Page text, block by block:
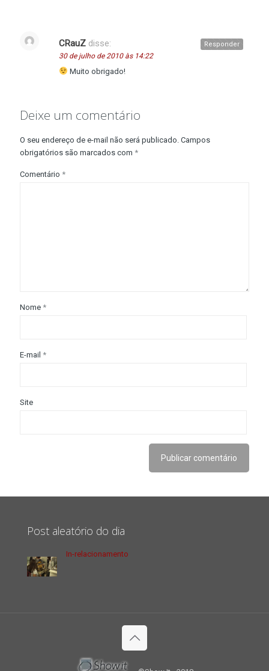
CRauZ disse:
30 de julho de 2010 às 14:22
Muito obrigado!
Responder
Deixe um comentário
O seu endereço de e-mail não será publicado. Campos
obrigatórios são marcados com *
Comentário *
Nome *
E-mail *
Site
Post aleatório do dia
In-relacionamento